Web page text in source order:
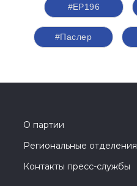
#ЕР196
#Паслер
О партии
Региональные отделения
Контакты пресс-службы